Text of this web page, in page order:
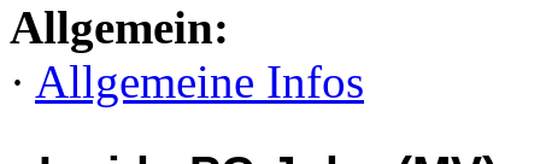
Allgemein:
· Allgemeine Infos